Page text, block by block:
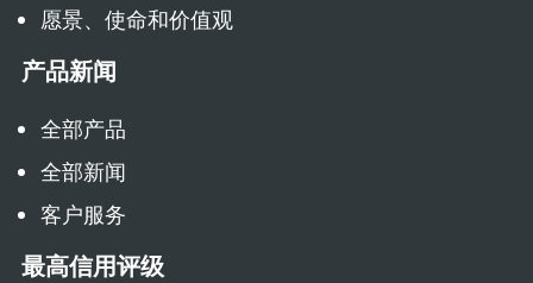
愿景、使命和价值观
产品新闻
全部产品
全部新闻
客户服务
最高信用评级